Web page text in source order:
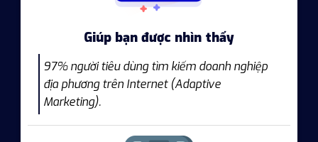
Giúp bạn được nhìn thấy
97% người tiêu dùng tìm kiếm doanh nghiệp
địa phương trên Internet (Adaptive
Marketing).